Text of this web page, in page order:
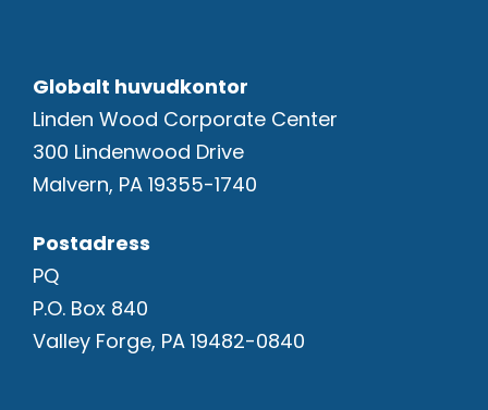
Globalt huvudkontor
Linden Wood Corporate Center
300 Lindenwood Drive
Malvern, PA 19355-1740
Postadress
PQ
P.O. Box 840
Valley Forge, PA 19482-0840